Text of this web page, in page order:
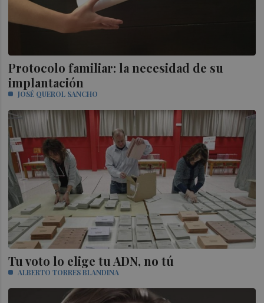
Protocolo familiar: la necesidad de su
implantación
JOSÉ QUEROL SANCHO
Tu voto lo elige tu ADN, no tú
ALBERTO TORRES BLANDINA